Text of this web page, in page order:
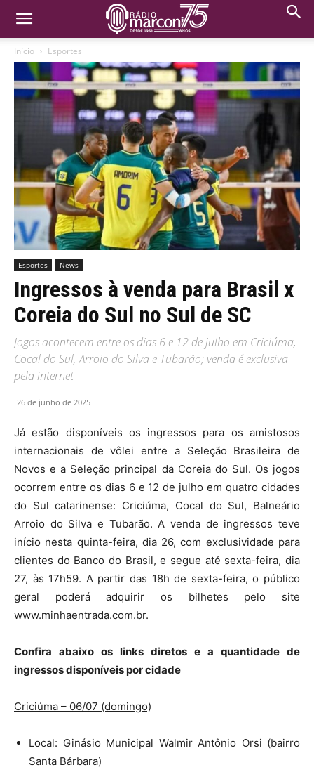
Início Esportes
Esportes News
Ingressos à venda para Brasil x
Coreia do Sul no Sul de SC
Jogos acontecem entre os dias 6 e 12 de julho em Criciúma,
Cocal do Sul, Arroio do Silva e Tubarão; venda é exclusiva
pela internet
26 de junho de 2025
Já estão disponíveis os ingressos para os amistosos
internacionais de vôlei entre a Seleção Brasileira de
Novos e a Seleção principal da Coreia do Sul. Os jogos
ocorrem entre os dias 6 e 12 de julho em quatro cidades
do Sul catarinense: Criciúma, Cocal do Sul, Balneário
Arroio do Silva e Tubarão. A venda de ingressos teve
início nesta quinta-feira, dia 26, com exclusividade para
clientes do Banco do Brasil, e segue até sexta-feira, dia
27, às 17h59. A partir das 18h de sexta-feira, o público
geral poderá adquirir os bilhetes pelo site
www.minhaentrada.com.br.
Confira abaixo os links diretos e a quantidade de
ingressos disponíveis por cidade
Criciúma – 06/07 (domingo)
Local: Ginásio Municipal Walmir Antônio Orsi (bairro
Santa Bárbara)